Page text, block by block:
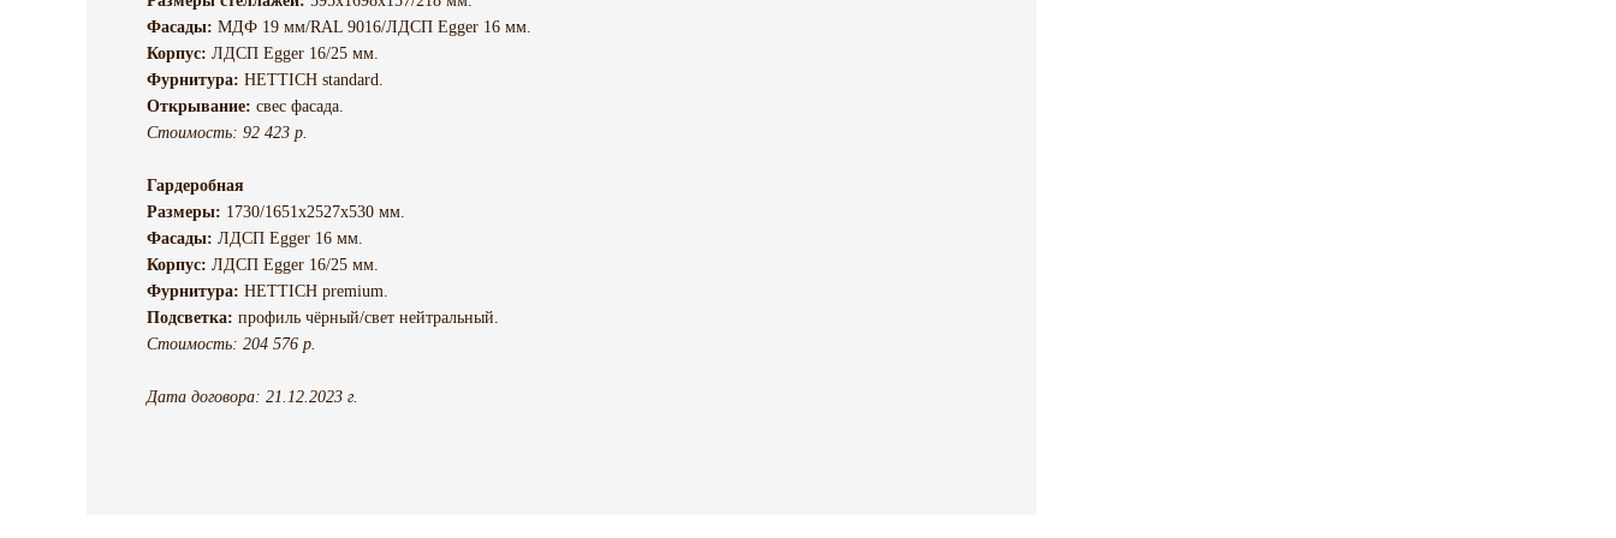
Фасады: МДФ 19 мм/RAL 9016/ЛДСП Egger 16 мм.
Корпус: ЛДСП Egger 16/25 мм.
Фурнитура: HETTICH standard.
Открывание: свес фасада.
Стоимость: 92 423 р.
Гардеробная
Размеры: 1730/1651х2527х530 мм.
Фасады: ЛДСП Egger 16 мм.
Корпус: ЛДСП Egger 16/25 мм.
Фурнитура: HETTICH premium.
Подсветка: профиль чёрный/свет нейтральный.
Стоимость: 204 576 р.
Дата договора: 21.12.2023 г.